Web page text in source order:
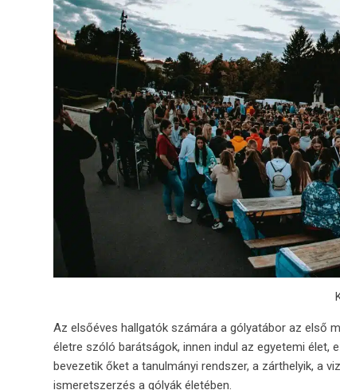
Az elsőéves hallgatók számára a gólyatábor az első
életre szóló barátságok, innen indul az egyetemi élet,
bevezetik őket a tanulmányi rendszer, a zárthelyik, a
ismeretszerzés a gólyák életében.